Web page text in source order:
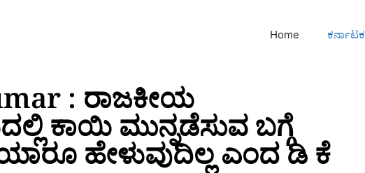
Home ಕರ್ನಾಟಕ
: ರಾಜಕೀಯ
ಕಾಯಿ ಮುನ್ನಡೆಸುವ ಬಗ್ಗೆ
ಹೇಳುವುದಿಲ್ಲ ಎಂದ ಡಿ ಕೆ